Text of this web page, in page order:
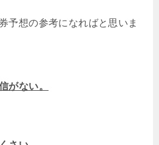
予想の参考になればと思いま
がない。